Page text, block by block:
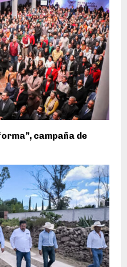
campaña de